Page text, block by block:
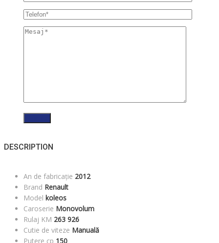
DESCRIPTION
An de fabricație 2012
Brand Renault
Model koleos
Caroserie Monovolum
Rulaj KM 263 926
Cutie de viteze Manuală
Putere cp 150